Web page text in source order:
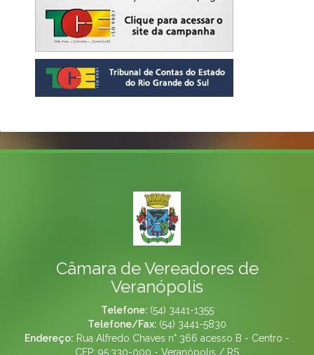
Câmara de Vereadores de
Veranópolis
Telefone: (54) 3441-1355
Telefone/Fax: (54) 3441-5830
Endereço: Rua Alfredo Chaves n° 366 acesso B - Centro -
CEP: 95.330-000 - Veranópolis / RS